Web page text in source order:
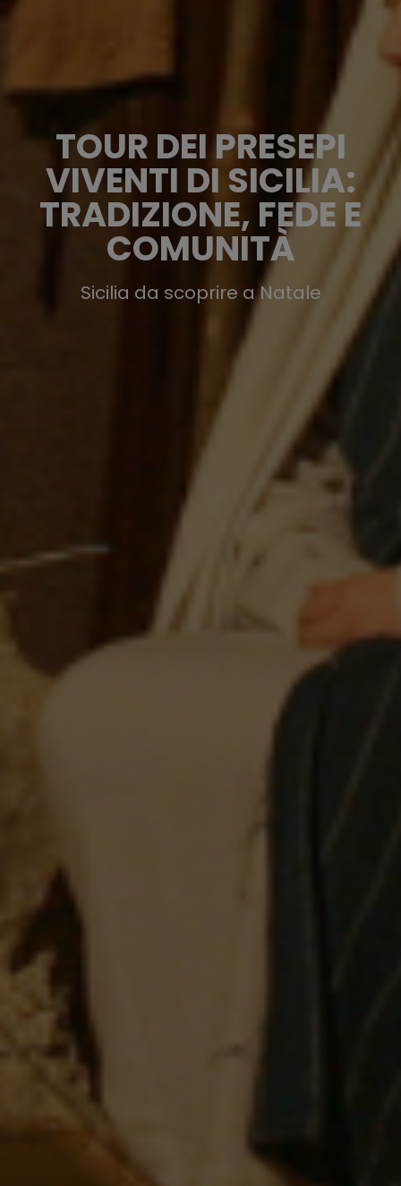
TOUR DEI PRESEPI
VIVENTI DI SICILIA:
TRADIZIONE, FEDE E
COMUNITÀ
Sicilia da scoprire a Natale